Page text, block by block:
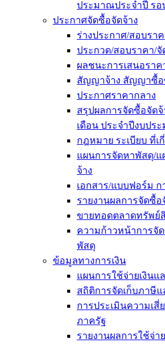
ประมาณประจำปี รอ
ประกาศจัดซื้อจัดจ้าง
ร่างประกาศ/สอบรา
ประกวด/สอบราคา/จั
ผลชนะการเสนอราค
สัญญาจ้าง สัญญาซื้อ
ประกาศราคากลาง
สรุปผลการจัดซื้อจัด
เดือน ประจำปีงบปร
กฎหมาย ระเบียบ ที่
แผนการจัดหาพัสดุ/
จ้าง
เอกสาร/แบบฟอร์ม ก
รายงานผลการจัดซื้อ
ขายทอดตลาดทรัพย์
ความก้าวหน้าการจั
พัสดุ
ข้อมูลทางการเงิน
แผนการใช้จ่ายเงินแ
สถิติการจัดเก็บภาษี
การประเมินความเสี่
ภาครัฐ
รายงานผลการใช้จ่